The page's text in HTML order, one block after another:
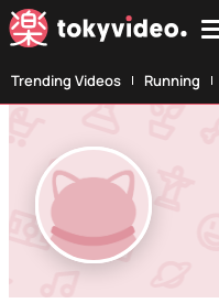
Trending Videos Running